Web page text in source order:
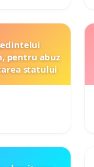
pentru abuz
statului